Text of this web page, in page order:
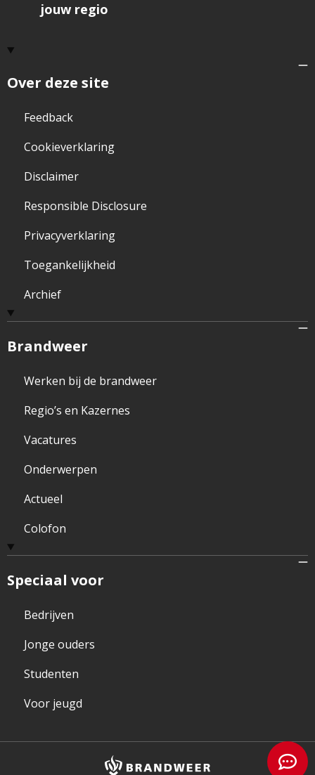
Over deze site
Feedback
Cookieverklaring
Disclaimer
Responsible Disclosure
Privacyverklaring
Toegankelijkheid
Archief
Brandweer
Werken bij de brandweer
Regio’s en Kazernes
Vacatures
Onderwerpen
Actueel
Colofon
Speciaal voor
Bedrijven
Jonge ouders
Studenten
Voor jeugd
jouw regio
Brandweer